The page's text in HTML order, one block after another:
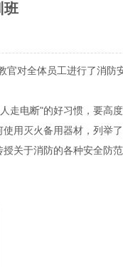
班
对全体员工进行了消防
电断"的好习惯，要高
用灭火备用器材，列举
关于消防的各种安全防